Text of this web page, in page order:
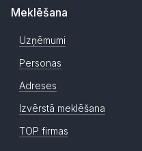
Meklēšana
Uzņēmumi
Personas
Adreses
Izvērstā meklēšana
TOP firmas